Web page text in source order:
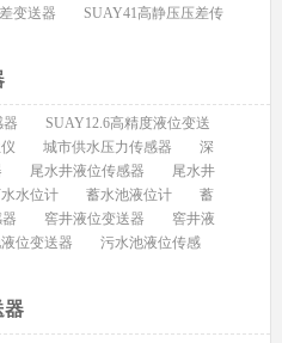
变送器
SUAY41高静压压差传
器
SUAY12.6高精度液位变送
城市供水压力传感器
深
尾水井液位传感器
尾水井
水位计 蓄水池液位计
蓄
窖井液位变送器
窖井液
位变送器
污水池液位传感
器